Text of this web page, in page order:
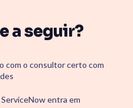
center experience.
ServiceOps
Journey here and build the
foundation for
a seguir?
com o consultor certo com
entra em